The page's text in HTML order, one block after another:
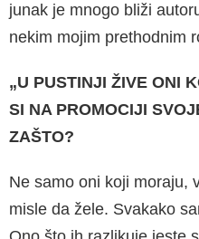
junak je mnogo bliži
nekim mojim prethodnim
„U PUSTINJI ŽIVE ONI
SI NA PROMOCIJI
ZAŠTO?
Ne samo oni koji moraju,
misle da žele. Svakako